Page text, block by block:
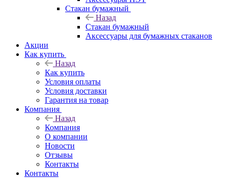
Стакан бумажный
Назад
Стакан бумажный
Аксессуары для бумажных стаканов
Акции
Как купить
Назад
Как купить
Условия оплаты
Условия доставки
Гарантия на товар
Компания
Назад
Компания
О компании
Новости
Отзывы
Контакты
Контакты